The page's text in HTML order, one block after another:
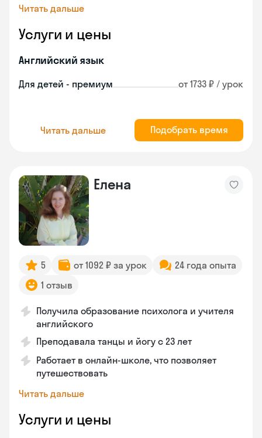
Читать дальше
Услуги и цены
Английский язык
Для детей - премиум от 1733 ₽ / урок
Читать дальше Подобрать время
Елена
5 от 1092 ₽ за урок
24 года опыта
1 отзыв
Получила образование психолога и учителя
английского
Преподавала танцы и йогу с 23 лет
Работает в онлайн-школе, что позволяет
путешествовать
Читать дальше
Услуги и цены